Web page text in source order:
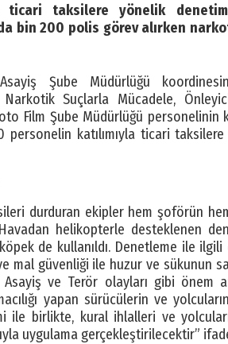
taksilere yönelik
bin 200 polis görev alırken
Şube Müdürlüğü
Suçlarla Mücadele,
Film Şube Müdürlüğü personelinin
katılımıyla ticari
durduran ekipler hem şoförün
helikopterle desteklenen
de kullanıldı. Denetleme ile
mal güvenliği ile huzur ve sükunun
ve Terör olayları gibi önem
yapan sürücülerin ve
ile birlikte, kural ihlalleri ve
uygulama gerçekleştirilecektir”